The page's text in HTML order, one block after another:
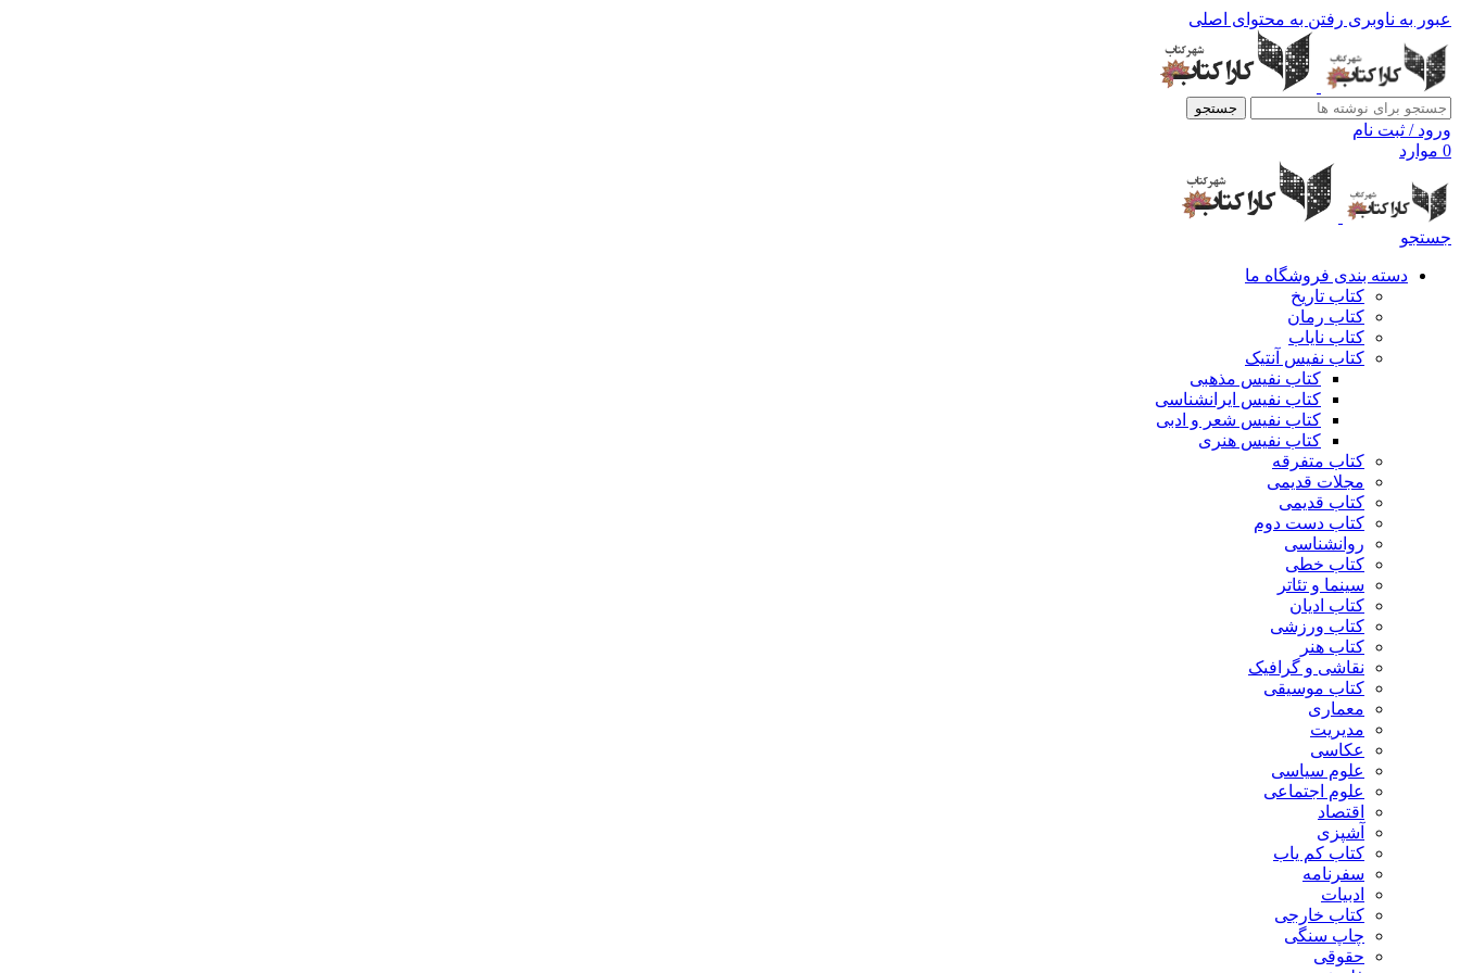
عبور به ناوبری رفتن به محتوای اصلی
جستجو
ورود / ثبت نام
0 موارد
جستجو
دسته بندی فروشگاه ما
کتاب تاریخ
کتاب رمان
کتاب نایاب
کتاب نفیس آنتیک
کتاب نفیس مذهبی
کتاب نفیس ایرانشناسی
کتاب نفیس شعر و ادبی
کتاب نفیس هنری
کتاب متفرقه
مجلات قدیمی
کتاب قدیمی
کتاب دست دوم
روانشناسی
کتاب خطی
سینما و تئاتر
کتاب ادیان
کتاب ورزشی
کتاب هنر
نقاشی و گرافیک
کتاب موسیقی
معماری
مدیریت
عکاسی
علوم سیاسی
علوم اجتماعی
اقتصاد
آشپزی
کتاب کم یاب
سفرنامه
ادبیات
کتاب خارجی
چاپ سنگی
حقوقی